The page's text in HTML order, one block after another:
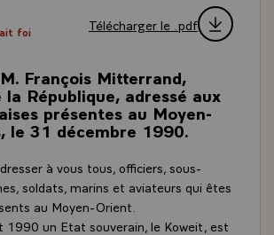
foi
Télécharger le .pdf
François Mitterrand,
République, adressé aux
présentes au Moyen-
le 31 décembre 1990.
à vous tous, officiers, sous-
soldats, marins et aviateurs qui êtes
au Moyen-Orient.
1990 un Etat souverain, le Koweit, est